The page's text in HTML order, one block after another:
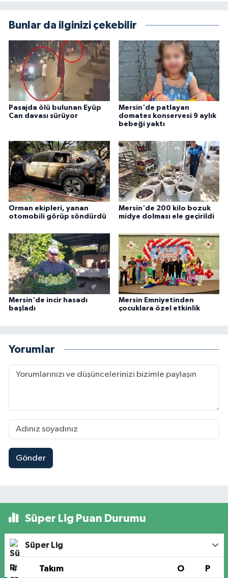
Bunlar da ilginizi çekebilir
Pasajda ölü bulunan Eyüp
Can davası sürüyor
Mersin'de patlayan
domates konservesi 9 aylık
bebeği yaktı
Orman ekipleri, yanan
otomobili görüp söndürdü
Mersin'de 200 kilo bozuk
midye dolması ele geçirildi
Mersin'de incir hasadı
başladı
Mersin Emniyetinden
çocuklara özel etkinlik
Yorumlar
Gönder
Süper Lig Puan Durumu
Süper Lig
# Takım O P